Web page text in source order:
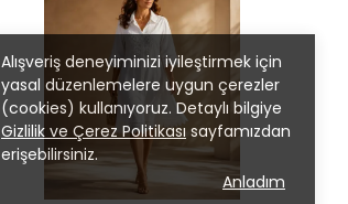
Alışveriş deneyiminizi iyileştirmek için
yasal düzenlemelere uygun çerezler
(cookies) kullanıyoruz. Detaylı bilgiye
Gizlilik ve Çerez Politikası sayfamızdan
erişebilirsiniz.
Anladım